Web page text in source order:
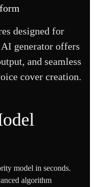
designed for
generator offers
and seamless
cover creation.
model in seconds.
algorithm